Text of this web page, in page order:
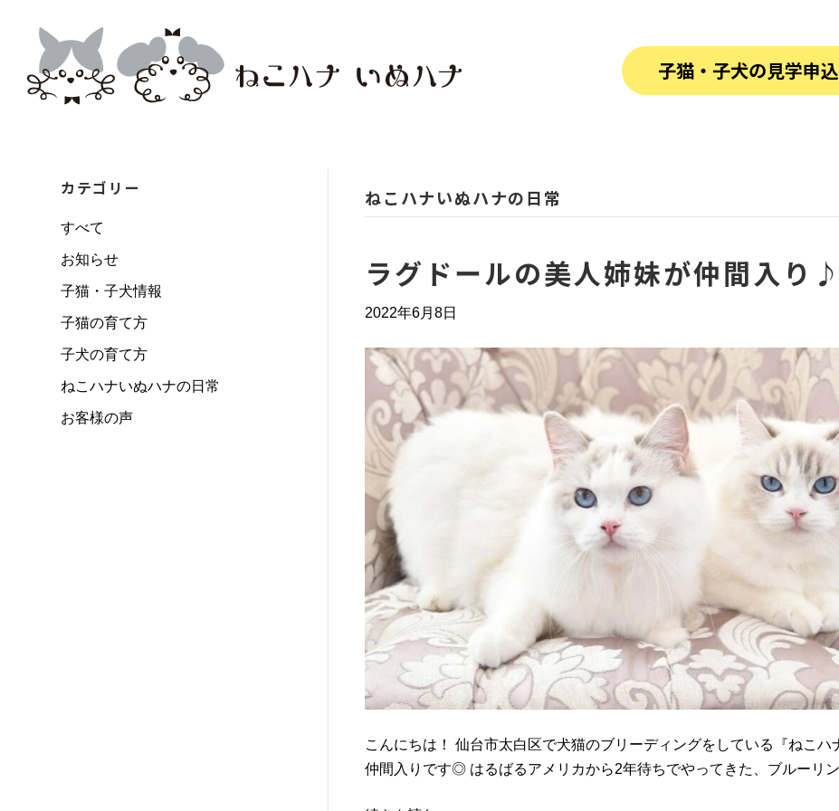
子猫・子犬の見学申
カテゴリー
すべて
お知らせ
子猫・子犬情報
子猫の育て方
子犬の育て方
ねこハナいぬハナの日常
お客様の声
ねこハナいぬハナの日常
ラグドールの美人姉妹が仲間入り♪
2022年6月8日
こんにちは！ 仙台市太白区で犬猫のブリーディングをしている『ねこ
仲間入りです◎ はるばるアメリカから2年待ちでやってきた、ブルーリ